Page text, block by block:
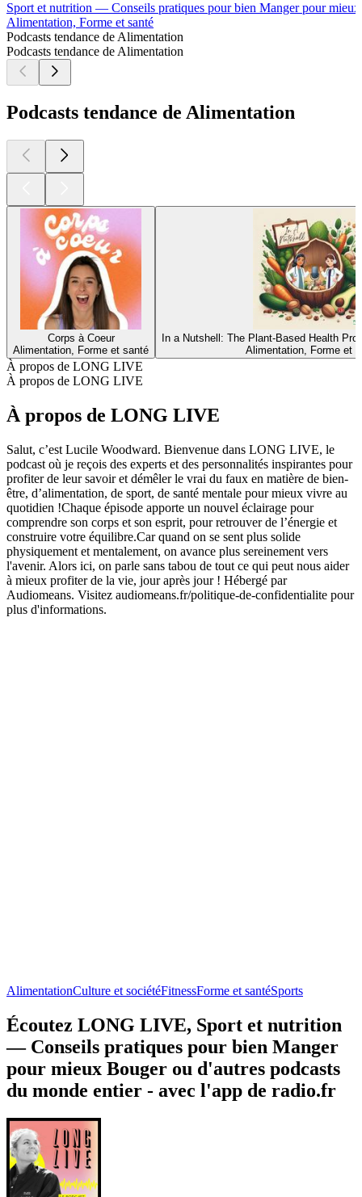
Sport et nutrition — Conseils pratiques pour bien Manger pour
Alimentation, Forme et santé
Podcasts tendance de Alimentation
Podcasts tendance de Alimentation
Podcasts tendance de Alimentation
Corps à Coeur
Alimentation, Forme et santé
In a Nutshell: The Plant-Based Health
Alimentation, Forme et
À propos de LONG LIVE
À propos de LONG LIVE
À propos de LONG LIVE
Salut, c’est Lucile Woodward. Bienvenue dans LONG LIVE, le
podcast où je reçois des experts et des personnalités inspirantes pour
profiter de leur savoir et démêler le vrai du faux en matière de bien-
être, d’alimentation, de sport, de santé mentale pour mieux vivre au
quotidien !Chaque épisode apporte un nouvel éclairage pour
comprendre son corps et son esprit, pour retrouver de l’énergie et
construire votre équilibre.Car quand on se sent plus solide
physiquement et mentalement, on avance plus sereinement vers
l'avenir. Alors ici, on parle sans tabou de tout ce qui peut nous aider
à mieux profiter de la vie, jour après jour ! Hébergé par
Audiomeans. Visitez audiomeans.fr/politique-de-confidentialite pour
plus d'informations.
AlimentationCulture et sociétéFitnessForme et santéSports
Écoutez LONG LIVE, Sport et nutrition
— Conseils pratiques pour bien Manger
pour mieux Bouger ou d'autres podcasts
du monde entier - avec l'app de radio.fr